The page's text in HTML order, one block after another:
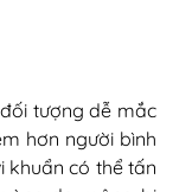
tượng dễ mắc
hơn người bình
khuẩn có thể tấn